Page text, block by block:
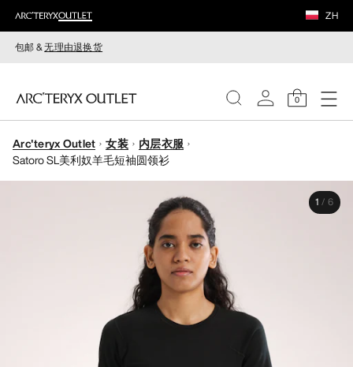
ZH
包邮 &无理由退换货
0
女装
Arc'teryx Outlet 女装
内层衣服
Satoro SL美利奴羊毛短袖圆领衫
1 / 6